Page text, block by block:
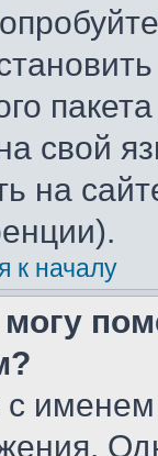
свой
на
к началу
могу
именем